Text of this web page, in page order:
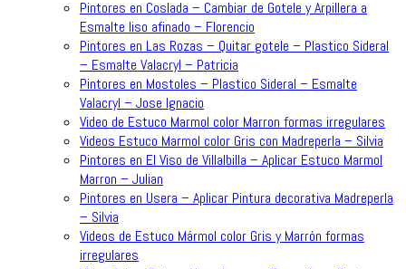
Pintores en Coslada – Cambiar de Gotele y Arpillera a
Esmalte liso afinado – Florencio
Pintores en Las Rozas – Quitar gotele – Plastico Sideral
– Esmalte Valacryl – Patricia
Pintores en Mostoles – Plastico Sideral – Esmalte
Valacryl – Jose Ignacio
Video de Estuco Marmol color Marron formas irregulares
Videos Estuco Marmol color Gris con Madreperla – Silvia
Pintores en El Viso de Villalbilla – Aplicar Estuco Marmol
Marron – Julian
Pintores en Usera – Aplicar Pintura decorativa Madreperla
– Silvia
Videos de Estuco Mármol color Gris y Marrón formas
irregulares